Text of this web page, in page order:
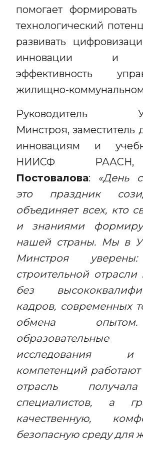
помогает
технологический
развивать
инновации и
эффективность
жилищно-коммунальном
Руководитель
Минстроя, заместитель
инновациям и
НИИСФ
Постовалова: «День
это праздник
объединяет всех, кто
и знаниями
нашей страны. Мы в
Минстроя
строительной
без
кадров, современных
обмена
образовательные
исследования
компетенций работают
отрасль
специалистов, а
качественную,
безопасную среду для